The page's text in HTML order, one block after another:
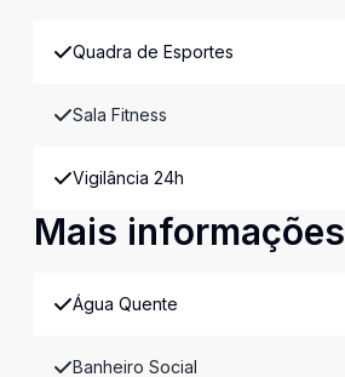
Quadra de Esportes
Sala Fitness
Vigilância 24h
Mais informações
Água Quente
Banheiro Social